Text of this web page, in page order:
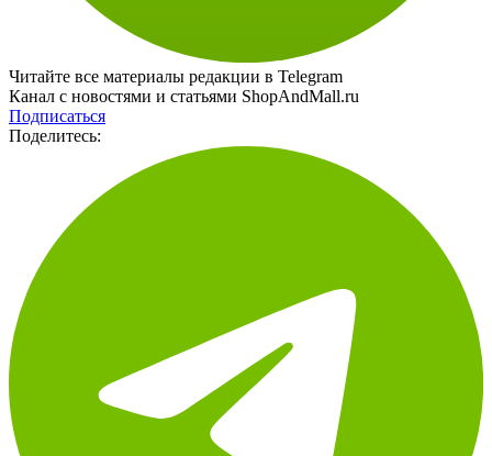
Читайте все материалы редакции в Telegram
Канал с новостями и статьями ShopAndMall.ru
Подписаться
Поделитесь: